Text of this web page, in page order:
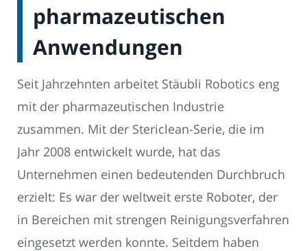
pharmazeutischen
Anwendungen
Seit Jahrzehnten arbeitet Stäubli Robotics eng
mit der pharmazeutischen Industrie
zusammen. Mit der Stericlean-Serie, die im
Jahr 2008 entwickelt wurde, hat das
Unternehmen einen bedeutenden Durchbruch
erzielt: Es war der weltweit erste Roboter, der
in Bereichen mit strengen Reinigungsverfahren
eingesetzt werden konnte. Seitdem haben